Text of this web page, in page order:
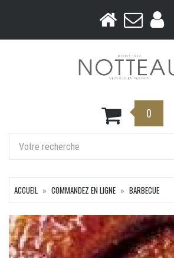
0
ACCUEIL COMMANDEZ EN LIGNE BARBECUE